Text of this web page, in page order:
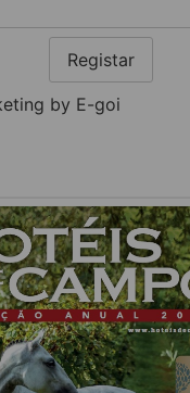
Registar
by E-goi